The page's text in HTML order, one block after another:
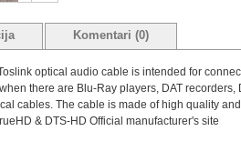
Komentari (0)
optical audio cable is intended for
there are Blu-Ray players, DAT
cables. The cable is made of high quality
& DTS-HD Official manufacturer's site